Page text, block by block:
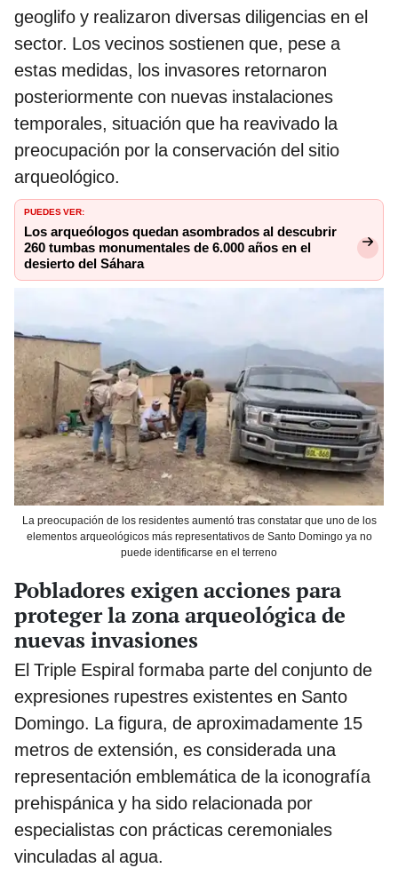
geoglifo y realizaron diversas diligencias en el
sector. Los vecinos sostienen que, pese a
estas medidas, los invasores retornaron
posteriormente con nuevas instalaciones
temporales, situación que ha reavivado la
preocupación por la conservación del sitio
arqueológico.
PUEDES VER:
Los arqueólogos quedan asombrados al descubrir
260 tumbas monumentales de 6.000 años en el
desierto del Sáhara
La preocupación de los residentes aumentó tras constatar que uno de los
elementos arqueológicos más representativos de Santo Domingo ya no
puede identificarse en el terreno
Pobladores exigen acciones para
proteger la zona arqueológica de
nuevas invasiones
El Triple Espiral formaba parte del conjunto de
expresiones rupestres existentes en Santo
Domingo. La figura, de aproximadamente 15
metros de extensión, es considerada una
representación emblemática de la iconografía
prehispánica y ha sido relacionada por
especialistas con prácticas ceremoniales
vinculadas al agua.